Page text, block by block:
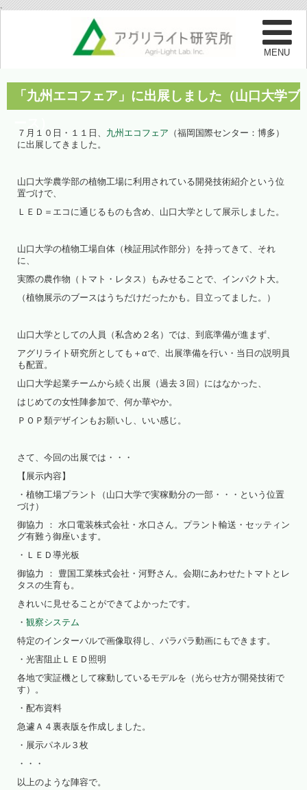
.
「九州エコフェア」に出展しました（山口大学ブ
７月１０日・１１日、 九州エコフェア （福岡国際センター：博多）
に出展してきました。
山口大学農学部の植物工場に利用されている開発技術紹介という位
置づけで、
ＬＥＤ＝エコに通じるものも含め、山口大学として展示しました。
山口大学の植物工場自体（検証用試作部分）を持ってきて、それ
に、
実際の農作物（トマト・レタス）もみせることで、インパクト大。
（植物展示のブースはうちだけだったかも。目立ってました。）
山口大学としての人員（私含め２名）では、到底準備が進まず、
アグリライト研究所としても＋αで、出展準備を行い・当日の説明員
も配置。
山口大学起業チームから続く出展（過去３回）にはなかった、
はじめての女性陣参加で、何か華やか。
ＰＯＰ類デザインもお願いし、いい感じ。
さて、今回の出展では・・・
【展示内容】
・植物工場プラント（山口大学で実稼動分の一部・・・という位置
づけ）
御協力 ： 水口電装株式会社・水口さん。プラント輸送・セッティン
グ有難う御座います。
・ＬＥＤ導光板
御協力 ： 豊国工業株式会社・河野さん。会期にあわせたトマトとレ
タスの生育も。
きれいに見せることができてよかったです。
・ 観察システム
特定のインターバルで画像取得し、パラパラ動画にもできます。
・光害阻止ＬＥＤ照明
各地で実証機として稼動しているモデルを（光らせ方が開発技術で
す）。
・配布資料
急遽Ａ４裏表版を作成しました。
・展示パネル３枚
・・・
以上のような陣容で。